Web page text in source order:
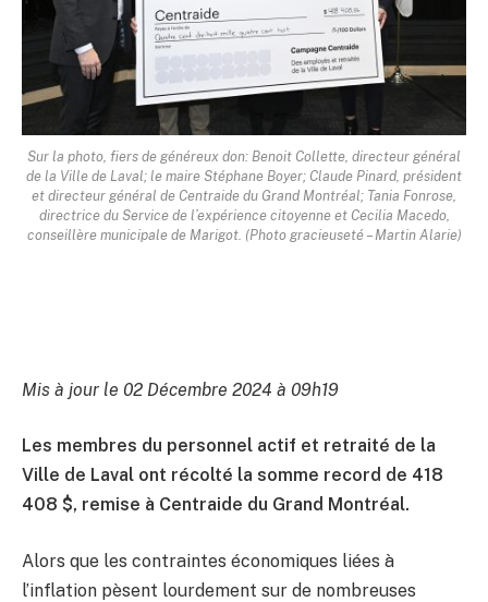
Sur la photo, fiers de généreux don: Benoit Collette, directeur général
de la Ville de Laval; le maire Stéphane Boyer; Claude Pinard, président
et directeur général de Centraide du Grand Montréal; Tania Fonrose,
directrice du Service de l’expérience citoyenne et Cecilia Macedo,
conseillère municipale de Marigot. (Photo gracieuseté – Martin Alarie)
Mis à jour le 02 Décembre 2024 à 09h19
Les membres du personnel actif et retraité de la
Ville de Laval ont récolté la somme record de 418
408 $, remise à Centraide du Grand Montréal.
Alors que les contraintes économiques liées à
l’inflation pèsent lourdement sur de nombreuses